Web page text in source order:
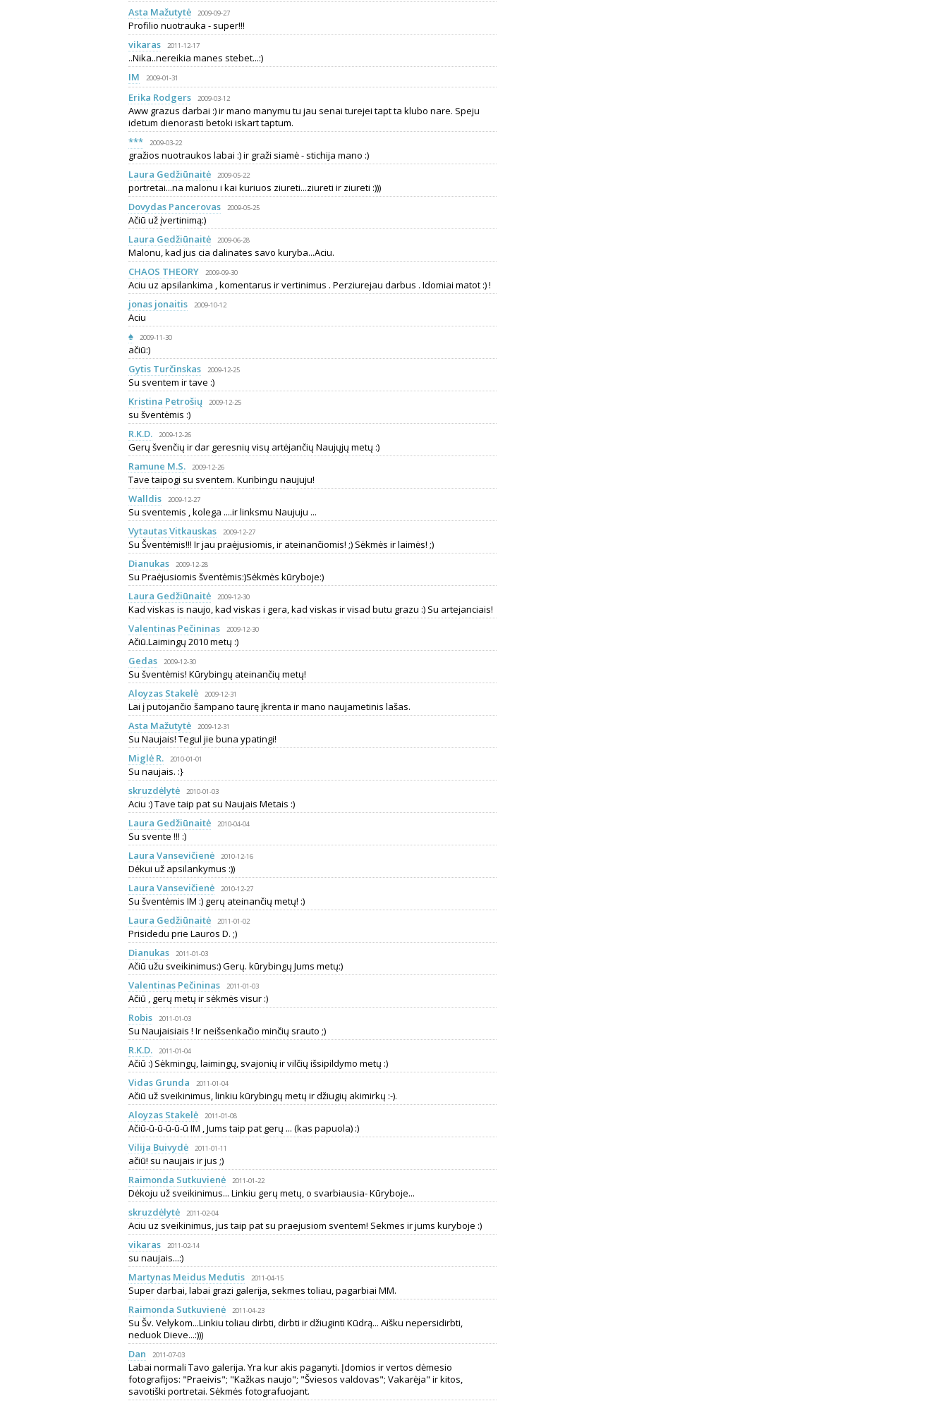
Asta Mažutytė
2009-09-27
Profilio nuotrauka - super!!!
vikaras
2011-12-17
..Nika..nereikia manes stebet...:)
IM
2009-01-31
Erika Rodgers 2009-03-12
Aww grazus darbai :) ir mano manymu tu jau senai turejei tapt ta klubo nare. Speju
idetum dienorasti betoki iskart taptum.
***
2009-03-22
gražios nuotraukos labai :) ir graži siamė - stichija mano :)
Laura Gedžiūnaitė
2009-05-22
portretai...na malonu i kai kuriuos ziureti...ziureti ir ziureti :)))
Dovydas Pancerovas
2009-05-25
Ačiū už įvertinimą:)
Laura Gedžiūnaitė
2009-06-28
Malonu, kad jus cia dalinates savo kuryba...Aciu.
CHAOS THEORY
2009-09-30
Aciu uz apsilankima , komentarus ir vertinimus . Perziurejau darbus . Idomiai matot :) !
jonas jonaitis
2009-10-12
Aciu
♠
2009-11-30
ačiū:)
Gytis Turčinskas
2009-12-25
Su sventem ir tave :)
Kristina Petrošių
2009-12-25
su šventėmis :)
R.K.D.
2009-12-26
Gerų švenčių ir dar geresnių visų artėjančių Naujųjų metų :)
Ramune M.S.
2009-12-26
Tave taipogi su sventem. Kuribingu naujuju!
Walldis
2009-12-27
Su sventemis , kolega ....ir linksmu Naujuju ...
Vytautas Vitkauskas
2009-12-27
Su Šventėmis!!! Ir jau praėjusiomis, ir ateinančiomis! ;) Sėkmės ir laimės! ;)
Dianukas
2009-12-28
Su Praėjusiomis šventėmis:)Sėkmės kūryboje:)
Laura Gedžiūnaitė
2009-12-30
Kad viskas is naujo, kad viskas i gera, kad viskas ir visad butu grazu :) Su artejanciais!
Valentinas Pečininas
2009-12-30
Ačiū.Laimingų 2010 metų :)
Gedas
2009-12-30
Su šventėmis! Кūrybingų ateinančių metų!
Aloyzas Stakelė
2009-12-31
Lai į putojančio šampano taurę įkrenta ir mano naujametinis lašas.
Asta Mažutytė
2009-12-31
Su Naujais! Tegul jie buna ypatingi!
Miglė R.
2010-01-01
Su naujais. :}
skruzdėlytė
2010-01-03
Aciu :) Tave taip pat su Naujais Metais :)
Laura Gedžiūnaitė
2010-04-04
Su svente !!! :)
Laura Vansevičienė
2010-12-16
Dėkui už apsilankymus :))
Laura Vansevičienė
2010-12-27
Su šventėmis IM :) gerų ateinančių metų! :)
Laura Gedžiūnaitė
2011-01-02
Prisidedu prie Lauros D. ;)
Dianukas
2011-01-03
Ačiū užu sveikinimus:) Gerų. kūrybingų Jums metų:)
Valentinas Pečininas
2011-01-03
Ačiū , gerų metų ir sėkmės visur :)
Robis
2011-01-03
Su Naujaisiais ! Ir neišsenkačio minčių srauto ;)
R.K.D.
2011-01-04
Ačiū :) Sėkmingų, laimingų, svajonių ir vilčių išsipildymo metų :)
Vidas Grunda
2011-01-04
Ačiū už sveikinimus, linkiu kūrybingų metų ir džiugių akimirkų :-).
Aloyzas Stakelė
2011-01-08
Ačiū-ū-ū-ū-ū-ū IM , Jums taip pat gerų ... (kas papuola) :)
Vilija Buivydė
2011-01-11
ačiū! su naujais ir jus ;)
Raimonda Sutkuvienė
2011-01-22
Dėkoju už sveikinimus... Linkiu gerų metų, o svarbiausia- Kūryboje...
skruzdėlytė
2011-02-04
Aciu uz sveikinimus, jus taip pat su praejusiom sventem! Sekmes ir jums kuryboje :)
vikaras
2011-02-14
su naujais...:)
Martynas Meidus Medutis
2011-04-15
Super darbai, labai grazi galerija, sekmes toliau, pagarbiai MM.
Raimonda Sutkuvienė
2011-04-23
Su Šv. Velykom...Linkiu toliau dirbti, dirbti ir džiuginti Kūdrą... Aišku nepersidirbti,
neduok Dieve...:)))
Dan
2011-07-03
Labai normali Tavo galerija. Yra kur akis paganyti. Įdomios ir vertos dėmesio
fotografijos: "Praeivis"; "Kažkas naujo"; "Šviesos valdovas"; Vakarėja" ir kitos,
savotiški portretai. Sėkmės fotografuojant.